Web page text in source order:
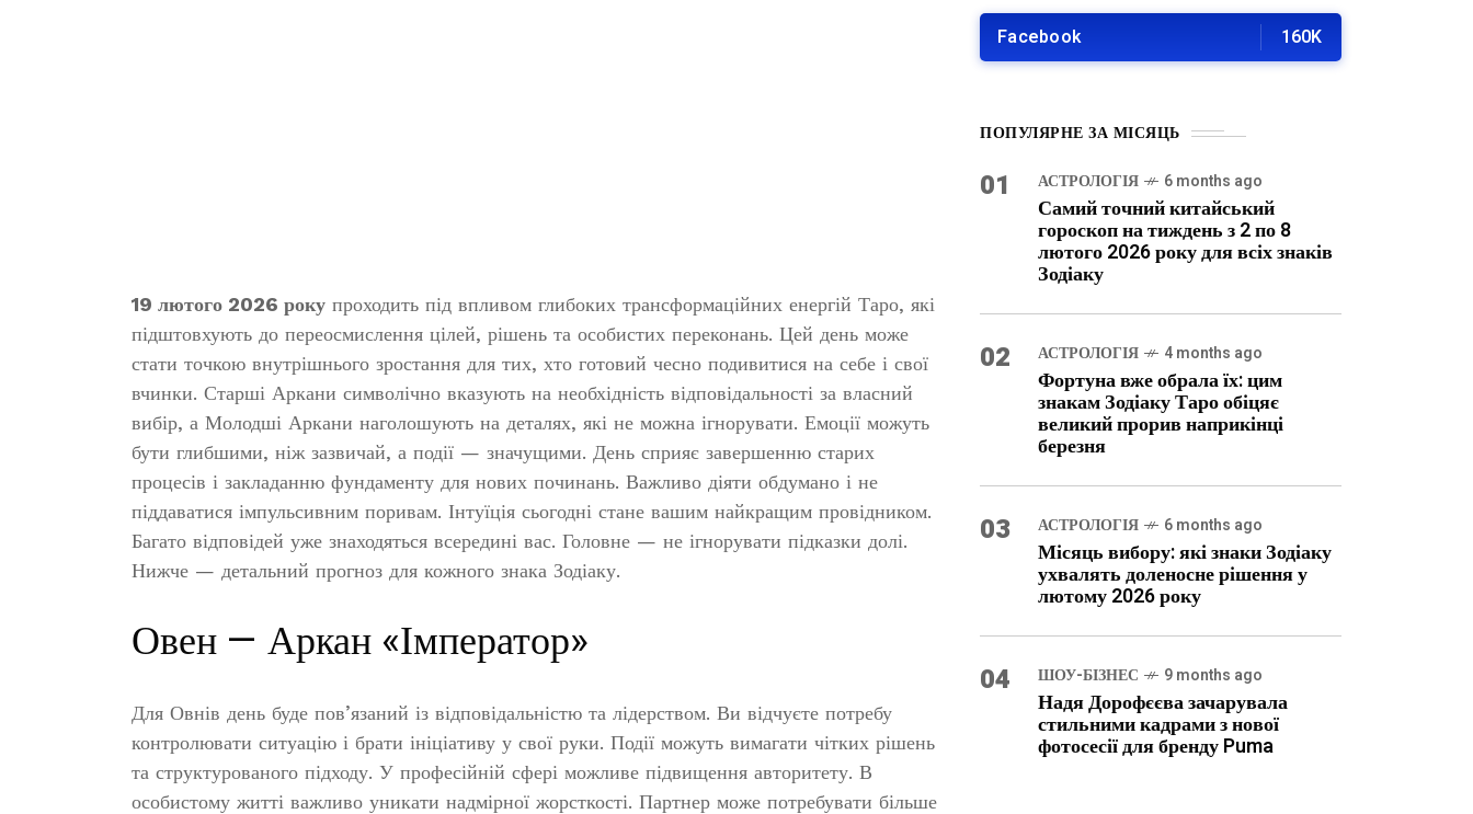
19 лютого 2026 року проходить під впливом глибоких трансформаційних енергій Таро, які
підштовхують до переосмислення цілей, рішень та особистих переконань. Цей день може
стати точкою внутрішнього зростання для тих, хто готовий чесно подивитися на себе і свої
вчинки. Старші Аркани символічно вказують на необхідність відповідальності за власний
вибір, а Молодші Аркани наголошують на деталях, які не можна ігнорувати. Емоції можуть
бути глибшими, ніж зазвичай, а події — значущими. День сприяє завершенню старих
процесів і закладанню фундаменту для нових починань. Важливо діяти обдумано і не
піддаватися імпульсивним поривам. Інтуїція сьогодні стане вашим найкращим провідником.
Багато відповідей уже знаходяться всередині вас. Головне — не ігнорувати підказки долі.
Нижче — детальний прогноз для кожного знака Зодіаку.
Овен — Аркан «Імператор»
Для Овнів день буде пов’язаний із відповідальністю та лідерством. Ви відчуєте потребу
контролювати ситуацію і брати ініціативу у свої руки. Події можуть вимагати чітких рішень
та структурованого підходу. У професійній сфері можливе підвищення авторитету. В
особистому житті важливо уникати надмірної жорсткості. Партнер може потребувати більше
Facebook 160K
ПОПУЛЯРНЕ ЗА МІСЯЦЬ
01 АСТРОЛОГІЯ 6 months ago
Самий точний китайський
гороскоп на тиждень з 2 по 8
лютого 2026 року для всіх знаків
Зодіаку
02 АСТРОЛОГІЯ 4 months ago
Фортуна вже обрала їх: цим
знакам Зодіаку Таро обіцяє
великий прорив наприкінці
березня
03 АСТРОЛОГІЯ 6 months ago
Місяць вибору: які знаки Зодіаку
ухвалять доленосне рішення у
лютому 2026 року
04 ШОУ-БІЗНЕС 9 months ago
Надя Дорофєєва зачарувала
стильними кадрами з нової
фотосесії для бренду Puma